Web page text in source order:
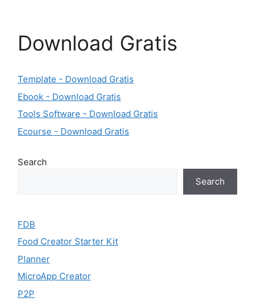
Download Gratis
Template - Download Gratis
Ebook - Download Gratis
Tools Software - Download Gratis
Ecourse - Download Gratis
Search
Search
FDB
Food Creator Starter Kit
Planner
MicroApp Creator
P2P